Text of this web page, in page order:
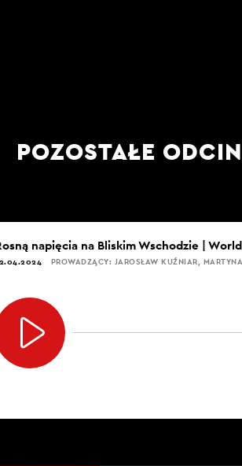
POZOSTAŁE
napięcia na Bliskim Wschodzie |
PROWADZĄCY: JAROSŁAW KUŹNIAR,